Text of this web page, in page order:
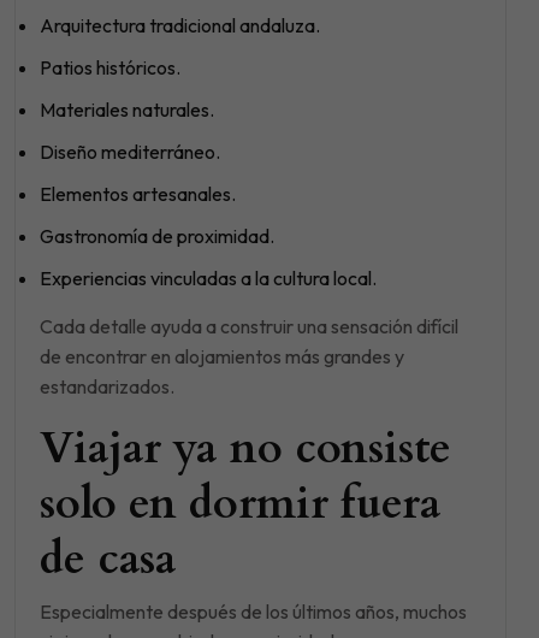
Arquitectura tradicional andaluza.
Patios históricos.
Materiales naturales.
Diseño mediterráneo.
Elementos artesanales.
Gastronomía de proximidad.
Experiencias vinculadas a la cultura local.
Cada detalle ayuda a construir una sensación difícil
de encontrar en alojamientos más grandes y
estandarizados.
Viajar ya no consiste
solo en dormir fuera
de casa
Especialmente después de los últimos años, muchos